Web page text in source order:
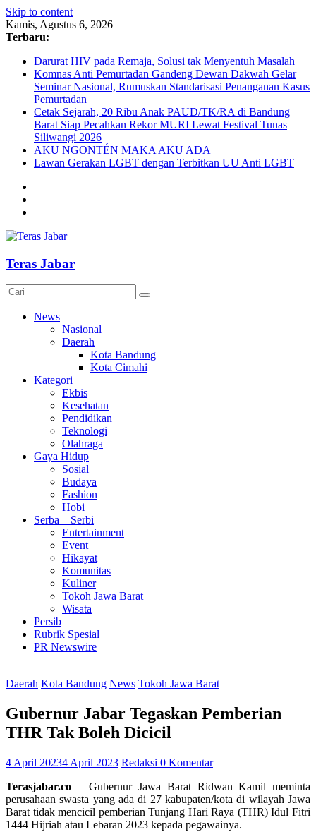
Skip to content
Kamis, Agustus 6, 2026
Terbaru:
Darurat HIV pada Remaja, Solusi tak Menyentuh Masalah
Komnas Anti Pemurtadan Gandeng Dewan Dakwah Gelar
Seminar Nasional, Rumuskan Standarisasi Penanganan Kasus
Pemurtadan
Cetak Sejarah, 20 Ribu Anak PAUD/TK/RA di Bandung
Barat Siap Pecahkan Rekor MURI Lewat Festival Tunas
Siliwangi 2026
AKU NGONTÉN MAKA AKU ADA
Lawan Gerakan LGBT dengan Terbitkan UU Anti LGBT
Teras Jabar
News
Nasional
Daerah
Kota Bandung
Kota Cimahi
Kategori
Ekbis
Kesehatan
Pendidikan
Teknologi
Olahraga
Gaya Hidup
Sosial
Budaya
Fashion
Hobi
Serba – Serbi
Entertainment
Event
Hikayat
Komunitas
Kuliner
Tokoh Jawa Barat
Wisata
Persib
Rubrik Spesial
PR Newswire
Daerah Kota Bandung News Tokoh Jawa Barat
Gubernur Jabar Tegaskan Pemberian
THR Tak Boleh Dicicil
4 April 20234 April 2023 Redaksi 0 Komentar
Terasjabar.co – Gubernur Jawa Barat Ridwan Kamil meminta
perusahaan swasta yang ada di 27 kabupaten/kota di wilayah Jawa
Barat tidak mencicil pemberian Tunjang Hari Raya (THR) Idul Fitri
1444 Hijriah atau Lebaran 2023 kepada pegawainya.